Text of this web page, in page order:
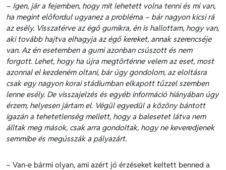
– Igen, jár a fejemben, hogy mit lehetett volna tenni és mi van,
ha megint előfordul ugyanez a probléma – bár nagyon kicsi rá
az esély. Visszatérve az égő gumikra, én is hallottam, hogy van,
aki tovább hajtva elhagyja az égő kereket, annak szerencséje
van. Az én esetemben a gumi azonban csúszott és nem
forgott. Lehet, hogy ha újra megtörténne velem az eset, most
azonnal el kezdeném oltani, bár úgy gondolom, az eloltásra
csak egy nagyon korai stádiumban elkapott tűzzel szemben
lenne esély. De visszajelzés és egyéb információ hiányában úgy
érzem, helyesen jártam el. Végül egyedül a közöny bántott
igazán a tehetetlenség mellett, hogy a balesetet látva nem
álltak meg mások, csak arra gondoltak, hogy ne keveredjenek
semmibe és megússzák a pályazárt.
– Van-e bármi olyan, ami azért jó érzéseket keltett benned a